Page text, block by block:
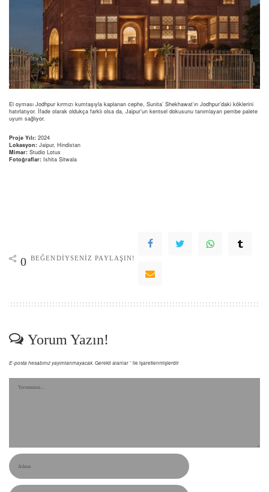
El oyması Jodhpur kırmızı kumtaşıyla kaplanan cephe, Sunita’ Shekhawat’ın Jodhpur’daki köklerini
hatırlatıyor. İfade olarak oldukça farklı olsa da, Jaipur’un kentsel dokusunu tanımlayan pembe palete
uyum sağlıyor.
Proje Yılı: 2024
Lokasyon: Jaipur, Hindistan
Mimar: Studio Lotus
Fotoğraflar: Ishita Sitwala
0 BEĞENDIYSENIZ PAYLAŞIN!
Yorum Yazın!
E-posta hesabınız yayımlanmayacak. Gerekli alanlar*ile işaretlenmişlerdir